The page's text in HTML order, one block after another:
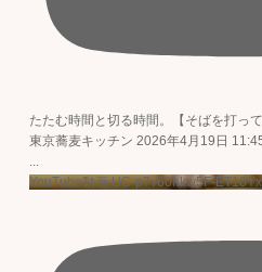
たたむ時間と切る時間。【そばを打って
東京蕎麦キッチン 2026年4月19日
...
YouTube動画 UC-p7v60hkw5F-